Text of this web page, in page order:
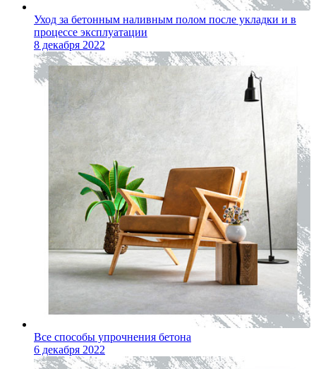
Уход за бетонным наливным полом после укладки и в
процессе эксплуатации
8 декабря 2022
Все способы упрочнения бетона
6 декабря 2022